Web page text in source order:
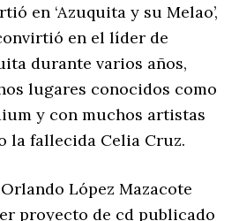
en ‘Azuquita y su Melao’,
en el líder de
durante varios años,
lugares conocidos como
y con muchos artistas
la fallecida Celia Cruz.
López Mazacote
proyecto de cd publicado